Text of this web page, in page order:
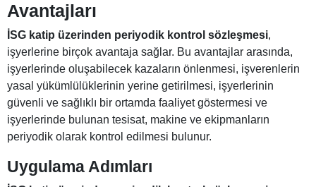
Avantajları
İSG katip üzerinden periyodik kontrol sözleşmesi,
işyerlerine birçok avantaja sağlar. Bu avantajlar arasında,
işyerlerinde oluşabilecek kazaların önlenmesi, işverenlerin
yasal yükümlülüklerinin yerine getirilmesi, işyerlerinin
güvenli ve sağlıklı bir ortamda faaliyet göstermesi ve
işyerlerinde bulunan tesisat, makine ve ekipmanların
periyodik olarak kontrol edilmesi bulunur.
Uygulama Adımları